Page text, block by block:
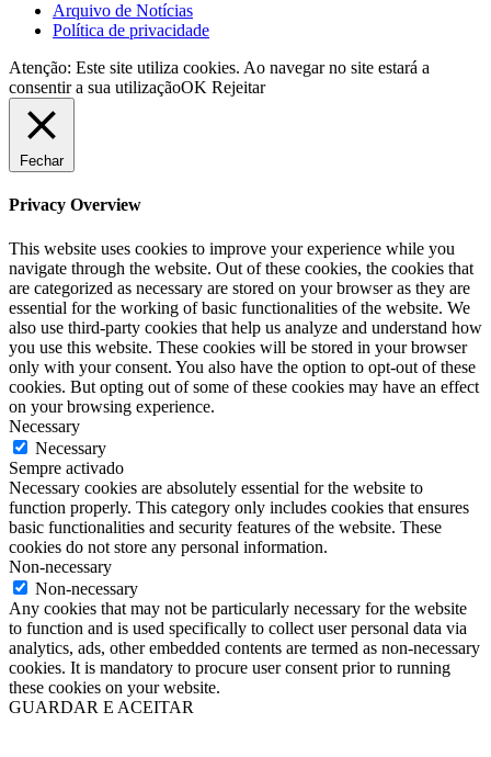
Arquivo de Notícias
Política de privacidade
Atenção: Este site utiliza cookies. Ao navegar no site estará a
consentir a sua utilizaçãoOK Rejeitar
Fechar
Privacy Overview
This website uses cookies to improve your experience while you
navigate through the website. Out of these cookies, the cookies that
are categorized as necessary are stored on your browser as they are
essential for the working of basic functionalities of the website. We
also use third-party cookies that help us analyze and understand how
you use this website. These cookies will be stored in your browser
only with your consent. You also have the option to opt-out of these
cookies. But opting out of some of these cookies may have an effect
on your browsing experience.
Necessary
Necessary
Sempre activado
Necessary cookies are absolutely essential for the website to
function properly. This category only includes cookies that ensures
basic functionalities and security features of the website. These
cookies do not store any personal information.
Non-necessary
Non-necessary
Any cookies that may not be particularly necessary for the website
to function and is used specifically to collect user personal data via
analytics, ads, other embedded contents are termed as non-necessary
cookies. It is mandatory to procure user consent prior to running
these cookies on your website.
GUARDAR E ACEITAR